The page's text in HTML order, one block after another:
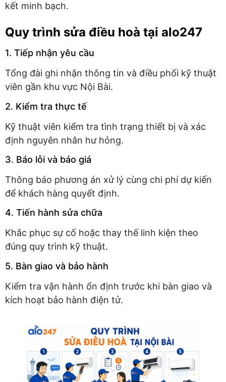
kết minh bạch.
Quy trình sửa điều hoà tại alo247
1. Tiếp nhận yêu cầu
Tổng đài ghi nhận thông tin và điều phối kỹ thuật
viên gần khu vực Nội Bài.
2. Kiểm tra thực tế
Kỹ thuật viên kiểm tra tình trạng thiết bị và xác
định nguyên nhân hư hỏng.
3. Báo lỗi và báo giá
Thông báo phương án xử lý cùng chi phí dự kiến
để khách hàng quyết định.
4. Tiến hành sửa chữa
Khắc phục sự cố hoặc thay thế linh kiện theo
đúng quy trình kỹ thuật.
5. Bàn giao và bảo hành
Kiểm tra vận hành ổn định trước khi bàn giao và
kích hoạt bảo hành điện tử.